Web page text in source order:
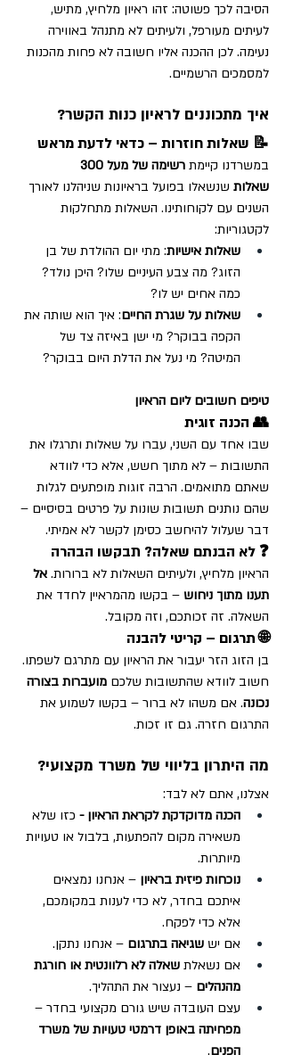
הסיבה לכך פשוטה: זהו ראיון מלחיץ, מתיש,
לעיתים מעורפל, ולעיתים לא מתנהל באווירה
נעימה. לכן ההכנה אליו חשובה לא פחות מהכנות
למסמכים הרשמיים.
איך מתכוננים לראיון כנות הקשר?
📝 שאלות חוזרות – כדאי לדעת מראש
במשרדנו קיימת
שאלות שנשאלו בפועל בראיונות שניהלנו לאורך
השנים עם לקוחותינו. השאלות מתחלקות
לקטגוריות:
שאלות אישיות: מתי יום ההולדת של בן
הזוג? מה צבע העיניים שלו? היכן נולד?
כמה אחים יש לו?
שאלות על שגרת החיים: איך הוא שותה את
הקפה בבוקר? מי ישן באיזה צד של
המיטה? מי נעל את הדלת היום בבוקר?
טיפים חשובים ליום הראיון
👥 הכנה זוגית
שבו אחד עם השני, עברו על שאלות ותרגלו את
התשובות – לא מתוך חשש, אלא כדי לוודא
שאתם מתואמים. הרבה זוגות מופתעים לגלות
שהם נותנים תשובות שונות על פרטים בסיסיים –
דבר שעלול להיחשב כסימן לקשר לא אמיתי.
❓ לא הבנתם שאלה? תבקשו הבהרה
הראיון מלחיץ, ולעיתים השאלות לא ברורות. אל
תענו מתוך ניחוש – בקשו מהמראיין לחדד את
השאלה. זה זכותכם, וזה מקובל.
🌐 תרגום – קריטי להבנה
בן הזוג הזר יעבור את הראיון עם מתרגם לשפתו.
חשוב לוודא שהתשובות שלכם מועברות בצורה
נכונה. אם משהו לא ברור – בקשו לשמוע את
התרגום חזרה. גם זו זכות.
מה היתרון בליווי של משרד מקצועי?
אצלנו, אתם לא לבד:
הכנה מדוקדקת לקראת הראיון - כזו שלא
משאירה מקום להפתעות, בלבול או טעויות
מיותרות.
נוכחות פיזית בראיון – אנחנו נמצאים
איתכם בחדר, לא כדי לענות במקומכם,
אלא כדי לפקח.
אם יש שגיאה בתרגום – אנחנו נתקן.
אם נשאלת שאלה לא רלוונטית או חורגת
מהנהלים – נעצור את התהליך.
עצם העובדה שיש גורם מקצועי בחדר –
מפחיתה באופן דרמטי טעויות של משרד
הפנים.